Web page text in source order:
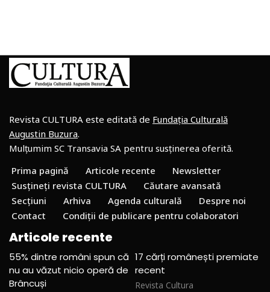
Revista CULTURA este editată de Fundația Culturală
Augustin Buzura.
Mulțumim SC Transavia SA pentru susținerea oferită.
Prima pagină
Articole recente
Newsletter
Susțineți revista CULTURA
Căutare avansată
Secțiuni
Arhiva Agenda culturală
Despre noi
Contact
Condiții de publicare pentru colaboratori
Articole recente
55% dintre români spun că
nu au văzut nicio operă de
Brâncuși
17 cărți românești premiate
recent
Revista Cultura